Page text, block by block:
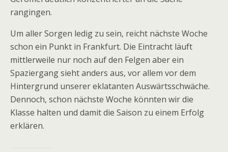
rangingen.
Um aller Sorgen ledig zu sein, reicht nächste Woche
schon ein Punkt in Frankfurt. Die Eintracht läuft
mittlerweile nur noch auf den Felgen aber ein
Spaziergang sieht anders aus, vor allem vor dem
Hintergrund unserer eklatanten Auswärtsschwäche.
Dennoch, schon nächste Woche könnten wir die
Klasse halten und damit die Saison zu einem Erfolg
erklären.